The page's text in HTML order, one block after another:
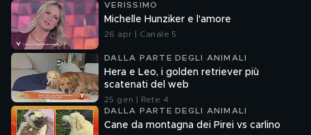
VERISSIMO
Michelle Hunziker e l'amore
26 apr | Canale 5
DALLA PARTE DEGLI ANIMALI
Hera e Leo, i golden retriever più
scatenati del web
25 gen | Rete 4
DALLA PARTE DEGLI ANIMALI
Cane da montagna dei Pirei vs carlino